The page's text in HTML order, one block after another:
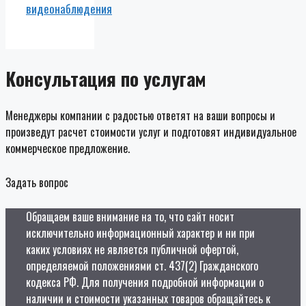
видеонаблюдения
Консультация по услугам
Менеджеры компании с радостью ответят на ваши вопросы и
произведут расчет стоимости услуг и подготовят индивидуальное
коммерческое предложение.
Задать вопрос
Обращаем ваше внимание на то, что сайт носит
исключительно информационный характер и ни при
каких условиях не является публичной офертой,
определяемой положениями ст. 437(2) Гражданского
кодекса РФ. Для получения подробной информации о
наличии и стоимости указанных товаров обращайтесь к